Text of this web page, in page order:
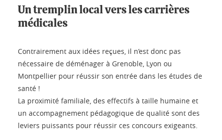
Un tremplin local vers les carrières
médicales
Contrairement aux idées reçues, il n’est donc pas
nécessaire de déménager à Grenoble, Lyon ou
Montpellier pour réussir son entrée dans les études de
santé !
La proximité familiale, des effectifs à taille humaine et
un accompagnement pédagogique de qualité sont des
leviers puissants pour réussir ces concours exigeants.